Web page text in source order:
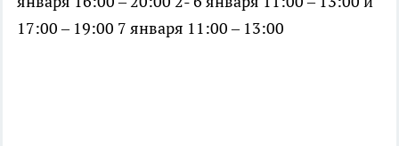
17:00 – 19:00 7 января 11:00 – 13:00